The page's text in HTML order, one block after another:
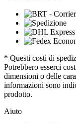
* Questi costi di
Potrebbero esserci
dimensioni o delle
informazioni sono
prodotto.
Aiuto